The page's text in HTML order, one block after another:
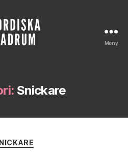
Meny
Snickare
Kategorier